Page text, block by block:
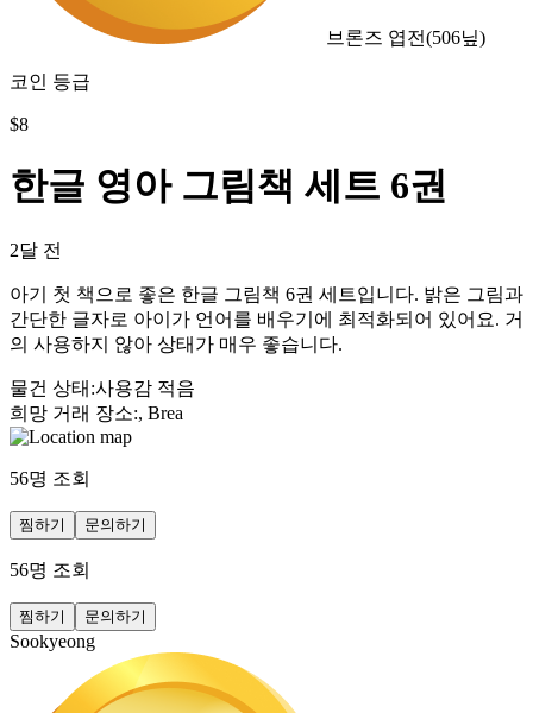
브론즈 엽전(506닢)
코인 등급
$8
한글 영아 그림책 세트 6권
2달 전
아기 첫 책으로 좋은 한글 그림책 6권 세트입니다. 밝은 그림과
간단한 글자로 아이가 언어를 배우기에 최적화되어 있어요. 거
의 사용하지 않아 상태가 매우 좋습니다.
물건 상태 :사용감 적음
희망 거래 장소:, Brea
56명 조회
찜하기 문의하기
56명 조회
찜하기 문의하기
Sookyeong